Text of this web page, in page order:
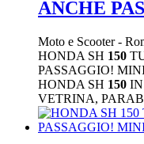
ANCHE
Moto e Scooter-
HONDA SH 150
PASSAGGIO!
HONDA SH 150
VETRINA,